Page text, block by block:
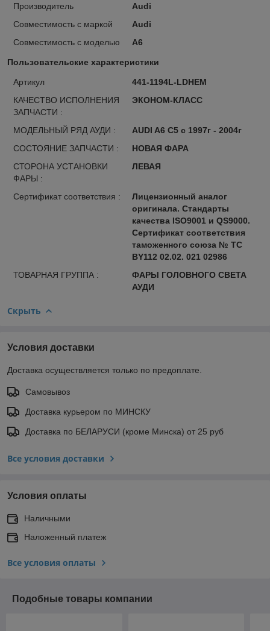
Производитель
Audi
Совместимость с маркой
Audi
Совместимость с моделью
A6
Пользовательские характеристики
Артикул
441-1194L-LDHEM
КАЧЕСТВО ИСПОЛНЕНИЯ
ЗАПЧАСТИ :
ЭКОНОМ-КЛАСС
МОДЕЛЬНЫЙ РЯД АУДИ :
AUDI A6 C5 с 1997г - 2004г
СОСТОЯНИЕ ЗАПЧАСТИ :
НОВАЯ ФАРА
СТОРОНА УСТАНОВКИ
ФАРЫ :
ЛЕВАЯ
Сертификат соответствия :
Лицензионный аналог
оригинала. Стандарты
качества ISO9001 и QS9000.
Сертификат соответствия
таможенного союза № ТС
BY112 02.02. 021 02986
ТОВАРНАЯ ГРУППА :
ФАРЫ ГОЛОВНОГО СВЕТА
АУДИ
Скрыть
Условия доставки
Доставка осуществляется только по предоплате.
Самовывоз
Доставка курьером по МИНСКУ
Доставка по БЕЛАРУСИ (кроме Минска) от 25 руб
Все условия доставки
Условия оплаты
Наличными
Наложенный платеж
Все условия оплаты
Подобные товары компании